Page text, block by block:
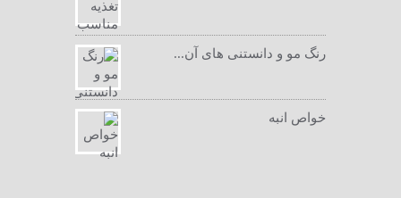
رنگ مو و دانستنی های آن...
خواص انبه